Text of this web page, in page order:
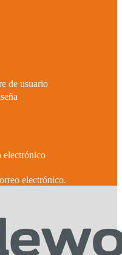
de usuario
electrónico
electrónico.